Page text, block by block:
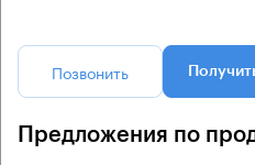
Позвонить
Предложения по